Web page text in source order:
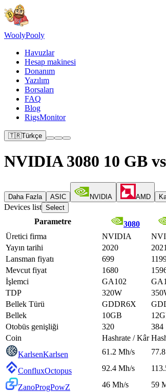
WoolyPooly
Havuzlar
Hesap makinesi
Donanım
Yazılım
Borsaları
FAQ
Blog
RigsMonitor
🇹🇷Türkçe
NVIDIA 3080 10 GB
Daha Fazla ASIC NVIDIA AMD
Devices list Select
Parametre 3080
Üretici firma
NVIDIA
Yayın tarihi
2020
2021
Lansman fiyatı
699
Mevcut fiyat
1680
İşlemci
GA102
TDP
320W
Bellek Türü
GDDR6X
Bellek
10GB
Otobüs genişliği
320
384
Coin
Hashrate / Kâr
KarlsenKarlsen 61.2 Mh/s
ConfluxOctopus 92.4 Mh/s
ZanoProgPowZ 46 Mh/s 59